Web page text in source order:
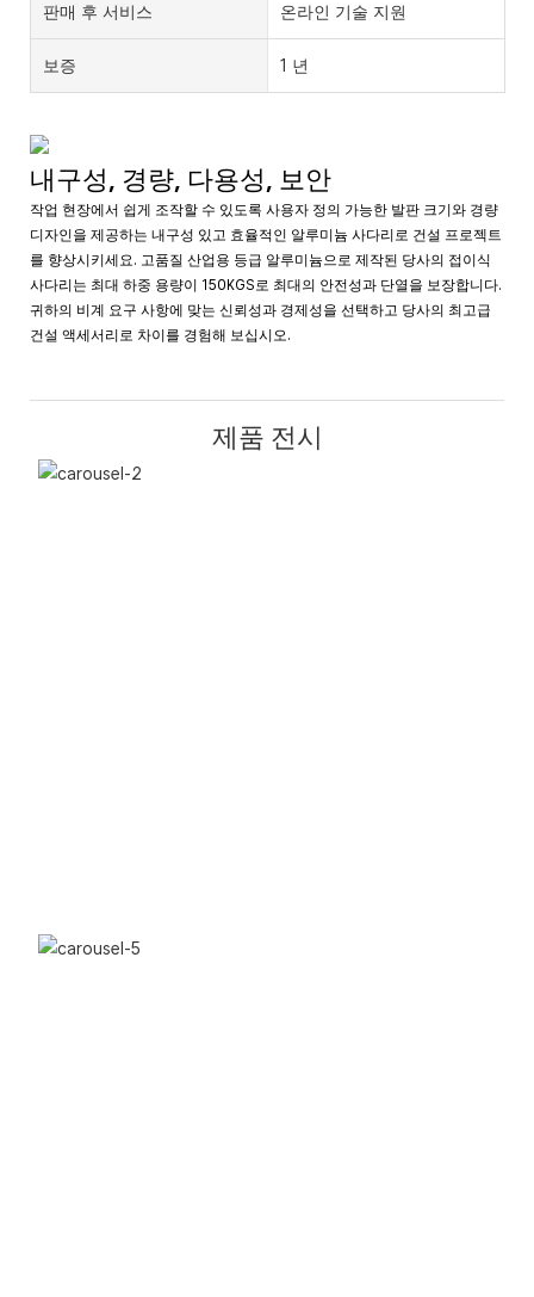
판매 후 서비스 온라인 기술 지원
보증 1 년
내구성, 경량, 다용성, 보안
작업 현장에서 쉽게 조작할 수 있도록 사용자 정의 가능한 발판 크기와 경량
디자인을 제공하는 내구성 있고 효율적인 알루미늄 사다리로 건설 프로젝트
를 향상시키세요. 고품질 산업용 등급 알루미늄으로 제작된 당사의 접이식
사다리는 최대 하중 용량이 150KGS로 최대의 안전성과 단열을 보장합니다.
귀하의 비계 요구 사항에 맞는 신뢰성과 경제성을 선택하고 당사의 최고급
건설 액세서리로 차이를 경험해 보십시오.
제품 전시